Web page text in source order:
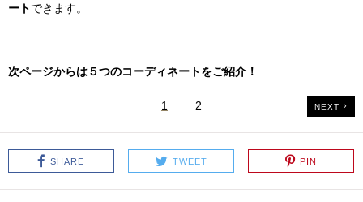
ートできます。
次ページからは５つのコーディネートをご紹介！
NEXT
1 2
SHARE TWEET PIN